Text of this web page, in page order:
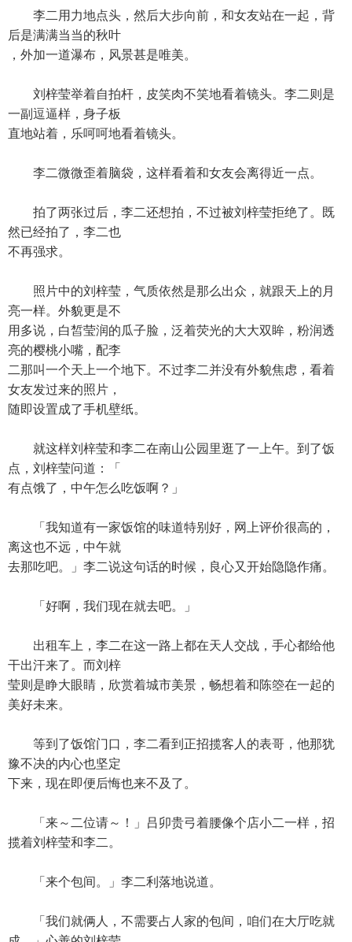
李二用力地点头，然后大步向前，和女友站在一起，背
后是满满当当的秋叶
，外加一道瀑布，风景甚是唯美。
刘梓莹举着自拍杆，皮笑肉不笑地看着镜头。李二则是
一副逗逼样，身子板
直地站着，乐呵呵地看着镜头。
李二微微歪着脑袋，这样看着和女友会离得近一点。
拍了两张过后，李二还想拍，不过被刘梓莹拒绝了。既
然已经拍了，李二也
不再强求。
照片中的刘梓莹，气质依然是那么出众，就跟天上的月
亮一样。外貌更是不
用多说，白皙莹润的瓜子脸，泛着荧光的大大双眸，粉润透
亮的樱桃小嘴，配李
二那叫一个天上一个地下。不过李二并没有外貌焦虑，看着
女友发过来的照片，
随即设置成了手机壁纸。
就这样刘梓莹和李二在南山公园里逛了一上午。到了饭
点，刘梓莹问道：「
有点饿了，中午怎么吃饭啊？」
「我知道有一家饭馆的味道特别好，网上评价很高的，
离这也不远，中午就
去那吃吧。」李二说这句话的时候，良心又开始隐隐作痛。
「好啊，我们现在就去吧。」
出租车上，李二在这一路上都在天人交战，手心都给他
干出汗来了。而刘梓
莹则是睁大眼睛，欣赏着城市美景，畅想着和陈箜在一起的
美好未来。
等到了饭馆门口，李二看到正招揽客人的表哥，他那犹
豫不决的内心也坚定
下来，现在即便后悔也来不及了。
「来～二位请～！」吕卯贵弓着腰像个店小二一样，招
揽着刘梓莹和李二。
「来个包间。」李二利落地说道。
「我们就俩人，不需要占人家的包间，咱们在大厅吃就